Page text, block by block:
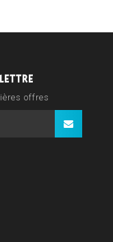
offres